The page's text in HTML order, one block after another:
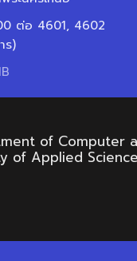
ต่อ 4601, 4602
ร)
of Computer
of Applied